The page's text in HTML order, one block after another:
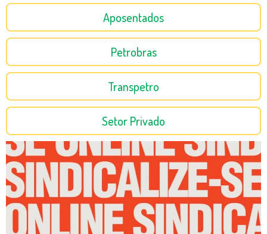
Aposentados
Petrobras
Transpetro
Setor Privado